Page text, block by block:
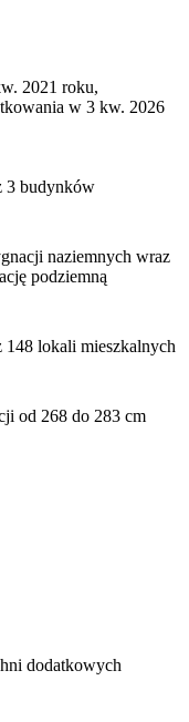
2021 roku,
w 3 kw. 2026
3 budynków
naziemnych wraz
podziemną
148 lokali mieszkalnych
od 268 do 283 cm
dodatkowych